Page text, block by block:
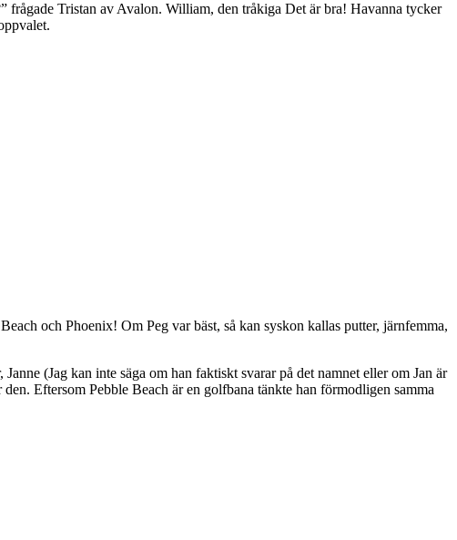
frågade Tristan av Avalon. William, den tråkiga Det är bra! Havanna tycker
och Phoenix! Om Peg var bäst, så kan syskon kallas putter, järnfemma,
(Jag kan inte säga om han faktiskt svarar på det namnet eller om Jan är
Eftersom Pebble Beach är en golfbana tänkte han förmodligen samma